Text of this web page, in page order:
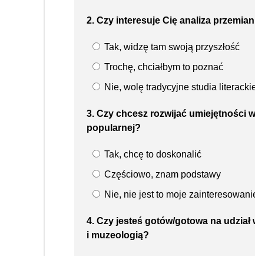
2. Czy interesuje Cię analiza
Tak, widzę tam swoją przyszłość
Trochę, chciałbym to poznać
Nie, wolę tradycyjne studia
3. Czy chcesz rozwijać umiejętności
popularnej?
Tak, chcę to doskonalić
Częściowo, znam podstawy
Nie, nie jest to moje
4. Czy jesteś gotów/gotowa na
i muzeologią?